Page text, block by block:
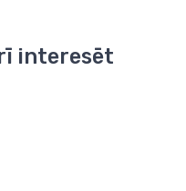
interesēt